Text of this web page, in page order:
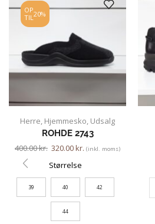
OP
TIL20%
Herre, Hjemmesko, Udsalg
ROHDE 2743
400.00kr. 320.00kr. (inkl. moms)
Størrelse
39 40 42
44